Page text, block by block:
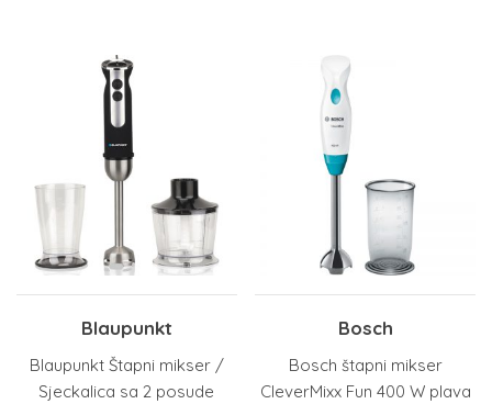
je:
Blaupunkt
Blaupunkt Štapni mikser /
Sjeckalica sa 2 posude
Bosch
Bosch štapni mikser
CleverMixx Fun 400 W plava